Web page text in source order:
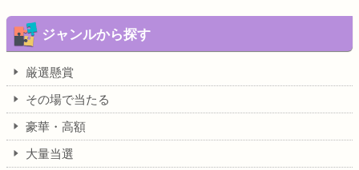
ジャンルから探す
厳選懸賞
その場で当たる
豪華・高額
大量当選